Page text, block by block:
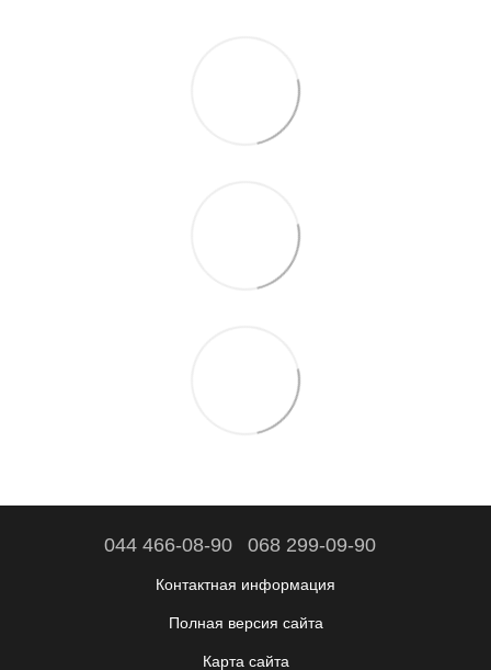
044 466-08-90 068 299-09-90
Контактная информация
Полная версия сайта
Карта сайта